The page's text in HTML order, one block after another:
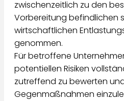
zwischenzeitlich zu den
Vorbereitung befindlichen
wirtschaftlichen
genommen.
Für betroffene
potentiellen Risiken
zutreffend zu bewerten
Gegenmaßnahmen